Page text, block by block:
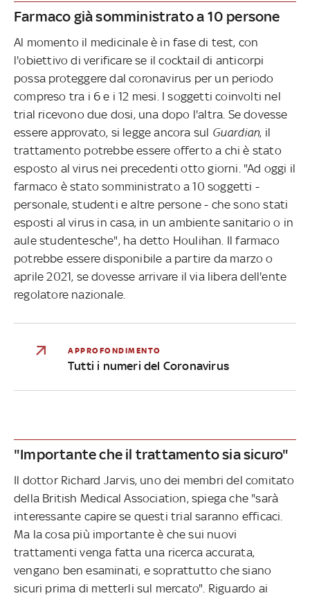
Farmaco già somministrato a 10 persone
Al momento il medicinale è in fase di test, con
l'obiettivo di verificare se il cocktail di anticorpi
possa proteggere dal coronavirus per un periodo
compreso tra i 6 e i 12 mesi. I soggetti coinvolti nel
trial ricevono due dosi, una dopo l'altra. Se dovesse
essere approvato, si legge ancora sul Guardian, il
trattamento potrebbe essere offerto a chi è stato
esposto al virus nei precedenti otto giorni. "Ad oggi il
farmaco è stato somministrato a 10 soggetti -
personale, studenti e altre persone - che sono stati
esposti al virus in casa, in un ambiente sanitario o in
aule studentesche", ha detto Houlihan. Il farmaco
potrebbe essere disponibile a partire da marzo o
aprile 2021, se dovesse arrivare il via libera dell'ente
regolatore nazionale.
APPROFONDIMENTO
Tutti i numeri del Coronavirus
"Importante che il trattamento sia sicuro"
Il dottor Richard Jarvis, uno dei membri del comitato
della British Medical Association, spiega che "sarà
interessante capire se questi trial saranno efficaci.
Ma la cosa più importante è che sui nuovi
trattamenti venga fatta una ricerca accurata,
vengano ben esaminati, e soprattutto che siano
sicuri prima di metterli sul mercato". Riguardo ai